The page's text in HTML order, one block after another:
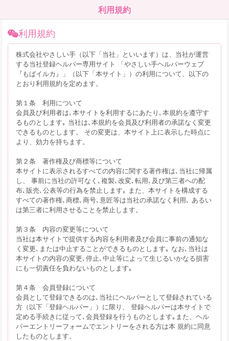
利用規約
利用規約
株式会社やさしい手（以下「当社」といいます）は、当社が運営
する当社登録ヘルパー専用サイト 「やさしい手ヘルパーウェブ
『もばイルカ』」（以下「本サイト」）の利用について、以下の
とおり利用規約を定めます。
第１条 利用について
会員及び利用者は､本サイトを利用するにあたり､本規約を遵守す
るものとします｡ 当社は､本規約を会員及び利用者の承諾なく変更
できるものとします。 その変更は、本サイト上に表示した時点に
より、効力を持ちます。
第２条 著作権及び商標等について
本サイトに表示されるすべての内容に関する著作権は､当社に帰属
し、 事前に当社の許可なく､複製､改変､転用､及び第三者への配
布､販売､公表等の行為を禁止します｡ また、本サイトを構成する
すべての著作権､商標､商号､意匠等は当社の承諾なく利用､ あるい
は第三者に利用させることを禁止します。
第３条 内容の変更等について
当社は本サイトで提供する内容を利用者及び会員に事前の通知な
く変更､または中止することができるものとします｡ なお､当社は
本サイトの内容の変更､停止､中止等によって生じるいかなる損害
にも一切責任を負わないものとします｡
第４条 会員登録について
会員として登録できるのは､当社にヘルパーとして登録されている
方（以下「登録ヘルパー」）に限り、 登録ヘルパーは本サイトで
定める手続きに従って､会員登録を行うものとします｡また、ヘル
パーエントリーフォームでエントリーをされる方は本 規約に同意
したものとします。